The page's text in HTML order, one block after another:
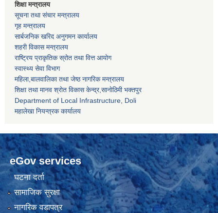
शिक्षा मन्त्रालय
सूचना तथा संचार मन्त्रालय
गृह मन्त्रालय
सार्बजनिक खरिद अनुगमन कार्यालय
शहरी विकास मन्त्रालय
राष्ट्रिय प्राकृतिक स्रोत तथा वित्त आयोग
स्वास्थ्य सेवा विभाग
महिला,बालवालिका तथा जेष्ठ नागरिक मन्त्रालय
शिक्षा तथा मानव श्राेत विकास केन्द्र,सानाेठिमी भक्तपुर
Department of Local Infrastructure, Doli
महालेखा नियन्त्रक कार्यालय
eGov services
घटना दर्ता
सामाजिक सुरक्षा
नागरिक वडापत्र